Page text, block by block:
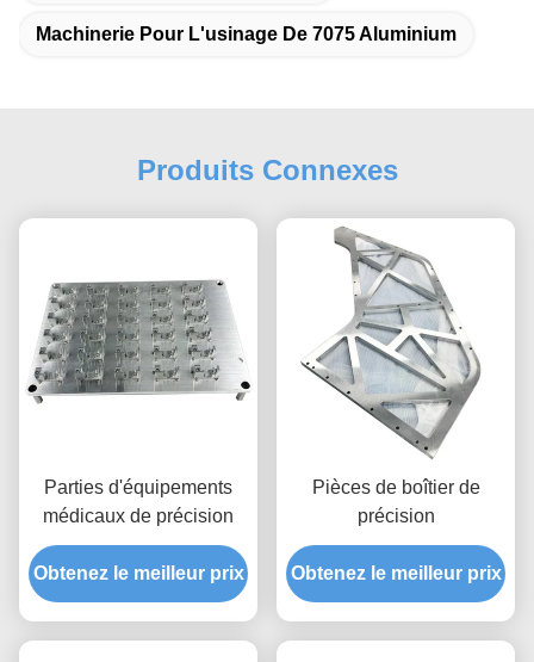
Machinerie Pour L'usinage De 7075 Aluminium
Produits Connexes
Parties d'équipements
médicaux de précision
Obtenez le meilleur prix
Pièces de boîtier de
précision
Obtenez le meilleur prix